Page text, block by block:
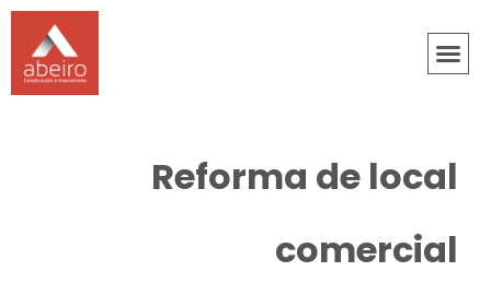
Reforma de local
comercial